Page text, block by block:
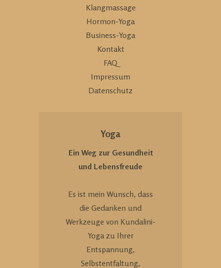
Klangmassage
Hormon-Yoga
Business-Yoga
Kontakt
FAQ
Impressum
Datenschutz
Yoga
Ein Weg zur Gesundheit
und Lebensfreude
Es ist mein Wunsch, dass
die Gedanken und
Werkzeuge von Kundalini-
Yoga zu Ihrer
Entspannung,
Selbstentfaltung,